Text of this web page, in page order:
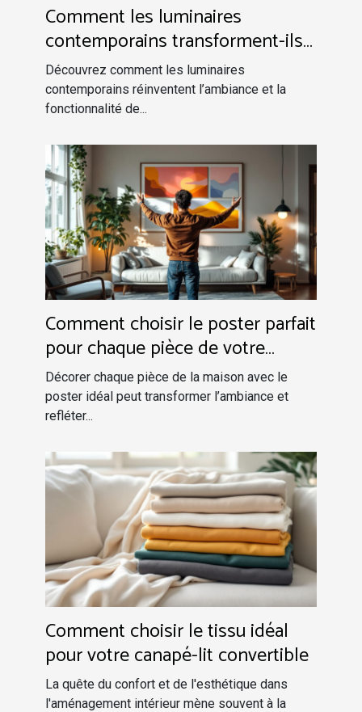
Comment les luminaires
contemporains transforment-ils
votre espace intérieur ?
Découvrez comment les luminaires
contemporains réinventent l’ambiance et la
fonctionnalité de...
Comment choisir le poster parfait
pour chaque pièce de votre
maison ?
Décorer chaque pièce de la maison avec le
poster idéal peut transformer l’ambiance et
refléter...
Comment choisir le tissu idéal
pour votre canapé-lit convertible
La quête du confort et de l'esthétique dans
l'aménagement intérieur mène souvent à la